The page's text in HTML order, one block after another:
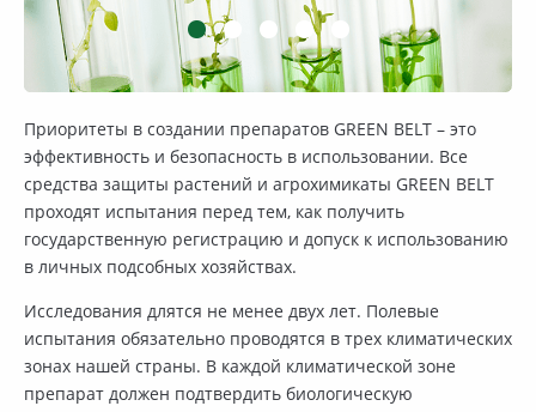
Приоритеты в создании препаратов GREEN BELT – это
эффективность и безопасность в использовании. Все
средства защиты растений и агрохимикаты GREEN BELT
проходят испытания перед тем, как получить
государственную регистрацию и допуск к использованию
в личных подсобных хозяйствах.
Исследования длятся не менее двух лет. Полевые
испытания обязательно проводятся в трех климатических
зонах нашей страны. В каждой климатической зоне
препарат должен подтвердить биологическую